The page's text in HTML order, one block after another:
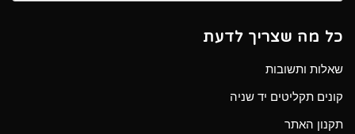
כל מה שצריך לדעת
שאלות ותשובות
קונים תקליטים יד שניה
תקנון האתר